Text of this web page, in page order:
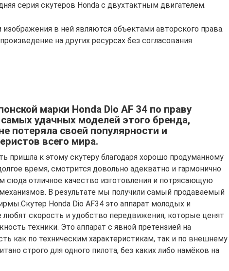
серия скутеров Honda с двухтактным двигателем.
изображения в ней являются объектами авторского права.
на других ресурсах без согласования
марки Honda Dio AF 34 по праву
удачных моделей этого бренда,
потеряла своей популярности и
всего мира.
пришла к этому скутеру благодаря хорошо продуманному
время, смотрится довольно адекватно и гармонично
сюда отличное качество изготовления и потрясающую
В результате мы получили самый продаваемый
Honda Dio AF34 это аппарат молодых и
скорость и удобство передвижения, которые ценят
техники. Это аппарат с явной претензией на
как по техническим характеристикам, так и по внешнему
строго для одного пилота, без каких либо намёков на